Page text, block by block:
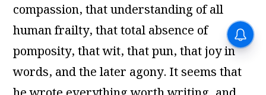
compassion, that understanding of all
human frailty, that total absence of
pomposity, that wit, that pun, that joy in
words, and the later agony. It seems that